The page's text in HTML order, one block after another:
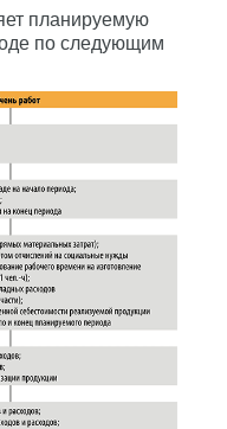
планируемую
по следующим